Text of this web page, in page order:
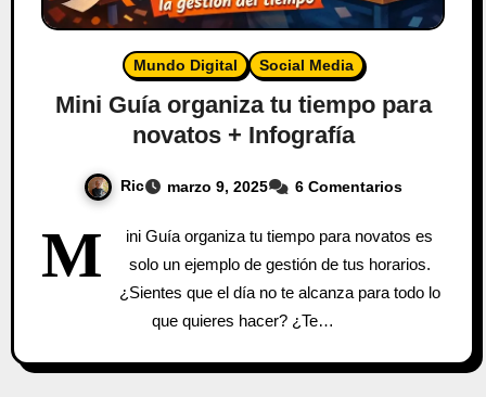
Mundo Digital Social Media
Mini Guía organiza tu tiempo para
novatos + Infografía
Ric marzo 9, 2025 6 Comentarios
M
ini Guía organiza tu tiempo para novatos es
solo un ejemplo de gestión de tus horarios.
¿Sientes que el día no te alcanza para todo lo
que quieres hacer? ¿Te…